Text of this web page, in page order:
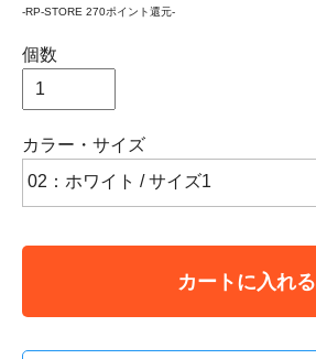
-RP-STORE 270ポイント還元-
個数
カラー・サイズ
カートに入れる